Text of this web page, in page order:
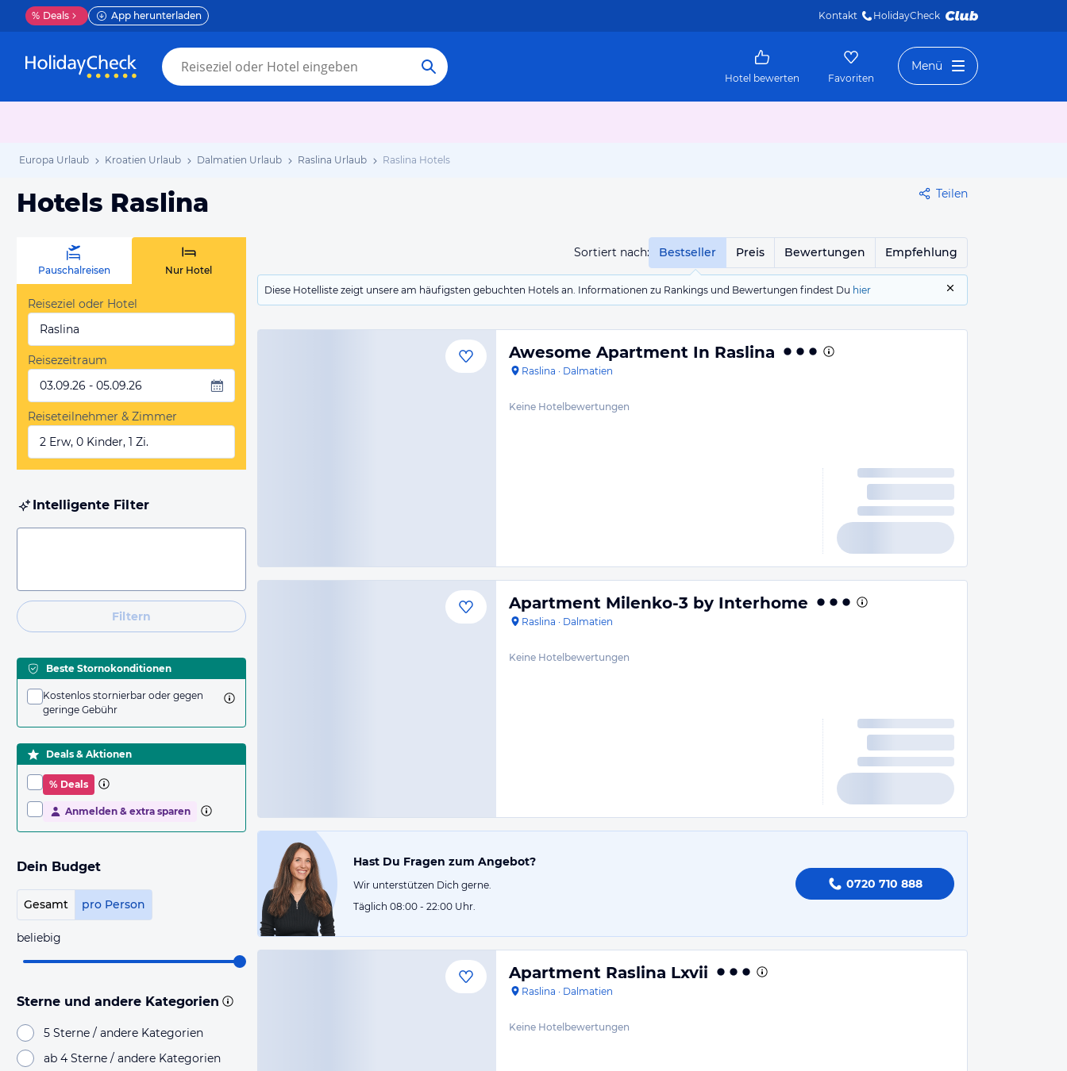
% Deals App herunterladen Kontakt HolidayCheck
Hotel bewerten Favoriten
Menü
Europa Urlaub Kroatien Urlaub Dalmatien Urlaub Raslina Urlaub Raslina Hotels
Hotels Raslina Teilen
Sortiert nach: Bestseller Preis Bewertungen Empfehlung
Diese Hotelliste zeigt unsere am häufigsten gebuchten Hotels an. Informationen zu Rankings und Bewertungen findest Du hier
Pauschalreisen Nur Hotel
Reiseziel oder Hotel
Raslina
Reisezeitraum
03.09.26 - 05.09.26
Reiseteilnehmer & Zimmer
2 Erw, 0 Kinder, 1 Zi.
Intelligente Filter
Filtern
Beste Stornokonditionen
Kostenlos stornierbar oder gegen
geringe Gebühr
Deals & Aktionen
% Deals
Anmelden & extra sparen
Dein Budget
Gesamt pro Person
beliebig
Sterne und andere Kategorien
5 Sterne / andere Kategorien
ab 4 Sterne / andere Kategorien
Awesome Apartment In Raslina
Raslina · Dalmatien
Keine Hotelbewertungen
Apartment Milenko-3 by Interhome
Raslina · Dalmatien
Keine Hotelbewertungen
Hast Du Fragen zum Angebot?
Wir unterstützen Dich gerne.
Täglich 08:00 - 22:00 Uhr.
0720 710 888
Apartment Raslina Lxvii
Raslina · Dalmatien
Keine Hotelbewertungen